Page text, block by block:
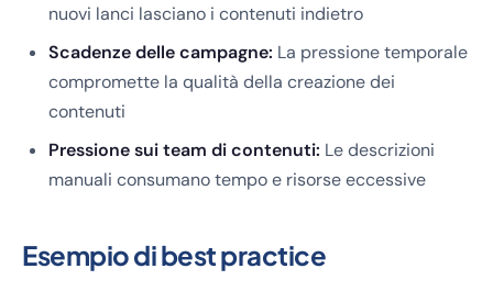
nuovi lanci lasciano i contenuti indietro
Scadenze delle campagne: La pressione temporale
compromette la qualità della creazione dei
contenuti
Pressione sui team di contenuti: Le descrizioni
manuali consumano tempo e risorse eccessive
Esempio di best practice